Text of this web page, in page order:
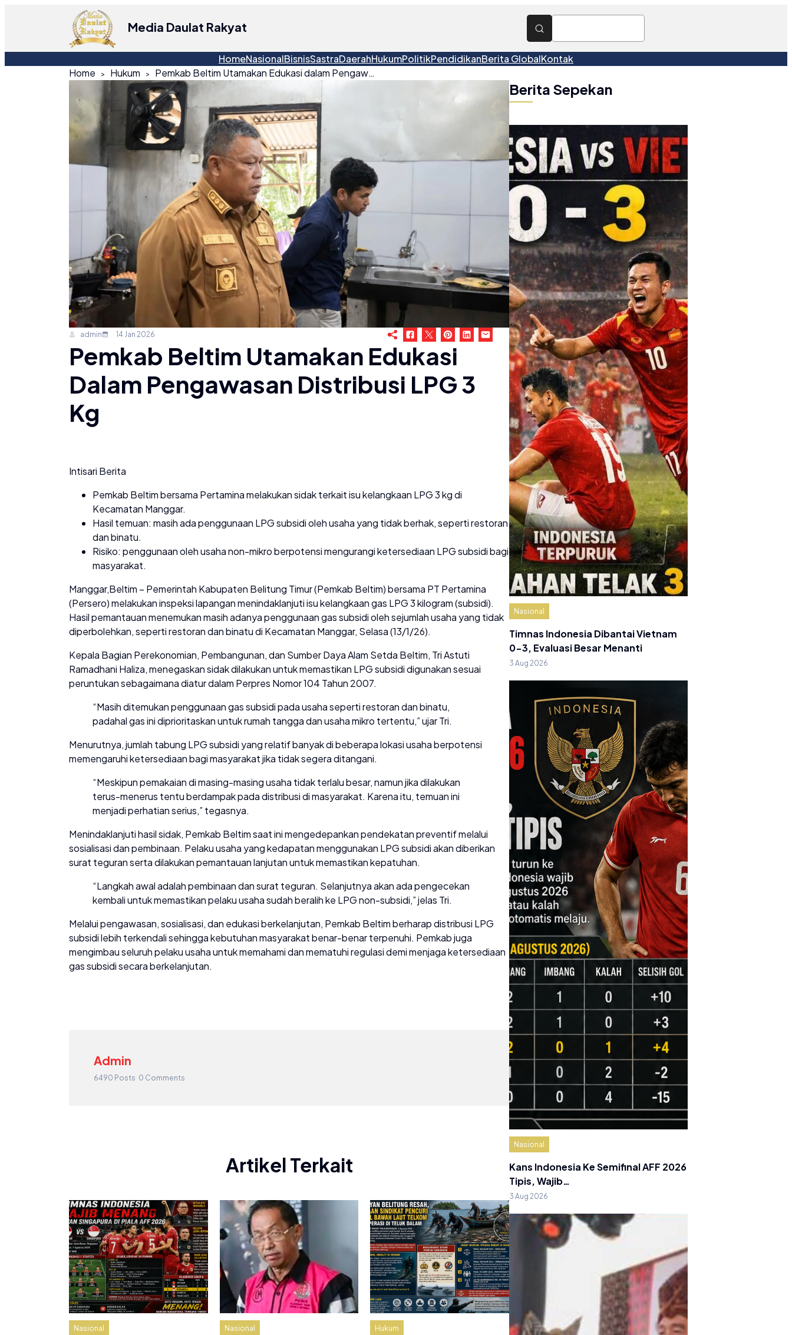
Media Daulat Rakyat
HomeNasionalBisnisSastraDaerahHukumPolitikPendidikanBerita GlobalKontak
Home
Hukum Pemkab Beltim Utamakan Edukasi dalam Pengawasan Distribusi LPG 3 Kg
admin 14 Jan 2026
Pemkab Beltim Utamakan Edukasi
Dalam Pengawasan Distribusi LPG 3
Kg
Intisari Berita
Pemkab Beltim bersama Pertamina melakukan sidak terkait isu kelangkaan LPG 3 kg di
Kecamatan Manggar.
Hasil temuan: masih ada penggunaan LPG subsidi oleh usaha yang tidak berhak, seperti restoran
dan binatu.
Risiko: penggunaan oleh usaha non-mikro berpotensi mengurangi ketersediaan LPG subsidi bagi
masyarakat.
Manggar,Beltim – Pemerintah Kabupaten Belitung Timur (Pemkab Beltim) bersama PT Pertamina
(Persero) melakukan inspeksi lapangan menindaklanjuti isu kelangkaan gas LPG 3 kilogram (subsidi).
Hasil pemantauan menemukan masih adanya penggunaan gas subsidi oleh sejumlah usaha yang tidak
diperbolehkan, seperti restoran dan binatu di Kecamatan Manggar, Selasa (13/1/26).
Kepala Bagian Perekonomian, Pembangunan, dan Sumber Daya Alam Setda Beltim, Tri Astuti
Ramadhani Haliza, menegaskan sidak dilakukan untuk memastikan LPG subsidi digunakan sesuai
peruntukan sebagaimana diatur dalam Perpres Nomor 104 Tahun 2007.
“Masih ditemukan penggunaan gas subsidi pada usaha seperti restoran dan binatu,
padahal gas ini diprioritaskan untuk rumah tangga dan usaha mikro tertentu,” ujar Tri.
Menurutnya, jumlah tabung LPG subsidi yang relatif banyak di beberapa lokasi usaha berpotensi
memengaruhi ketersediaan bagi masyarakat jika tidak segera ditangani.
“Meskipun pemakaian di masing-masing usaha tidak terlalu besar, namun jika dilakukan
terus-menerus tentu berdampak pada distribusi di masyarakat. Karena itu, temuan ini
menjadi perhatian serius,” tegasnya.
Menindaklanjuti hasil sidak, Pemkab Beltim saat ini mengedepankan pendekatan preventif melalui
sosialisasi dan pembinaan. Pelaku usaha yang kedapatan menggunakan LPG subsidi akan diberikan
surat teguran serta dilakukan pemantauan lanjutan untuk memastikan kepatuhan.
“Langkah awal adalah pembinaan dan surat teguran. Selanjutnya akan ada pengecekan
kembali untuk memastikan pelaku usaha sudah beralih ke LPG non-subsidi,” jelas Tri.
Melalui pengawasan, sosialisasi, dan edukasi berkelanjutan, Pemkab Beltim berharap distribusi LPG
subsidi lebih terkendali sehingga kebutuhan masyarakat benar-benar terpenuhi. Pemkab juga
mengimbau seluruh pelaku usaha untuk memahami dan mematuhi regulasi demi menjaga ketersediaan
gas subsidi secara berkelanjutan.
Admin
6490 Posts 0 Comments
Artikel Terkait
Nasional Nasional Hukum
Berita Sepekan
Nasional
Timnas Indonesia Dibantai Vietnam
0-3, Evaluasi Besar Menanti
3 Aug 2026
Nasional
Kans Indonesia Ke Semifinal AFF 2026
Tipis, Wajib…
3 Aug 2026